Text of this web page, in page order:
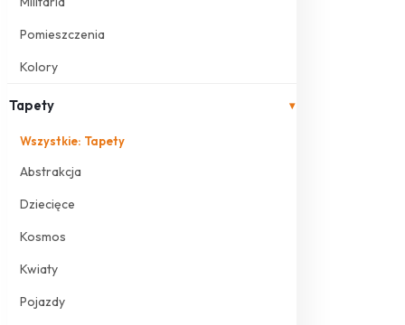
Pomieszczenia
Kolory
Tapety ▾
Wszystkie: Tapety
Abstrakcja
Dziecięce
Kosmos
Kwiaty
Pojazdy